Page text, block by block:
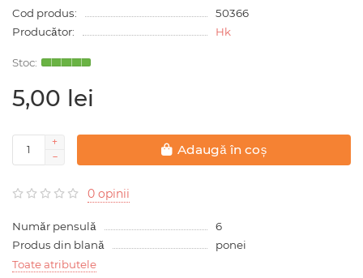
Cod produs:
50366
Producător:
Hk
5,00 lei
Adaugă în coș
0 opinii
Număr pensulă
6
Produs din blană
ponei
Toate atributele